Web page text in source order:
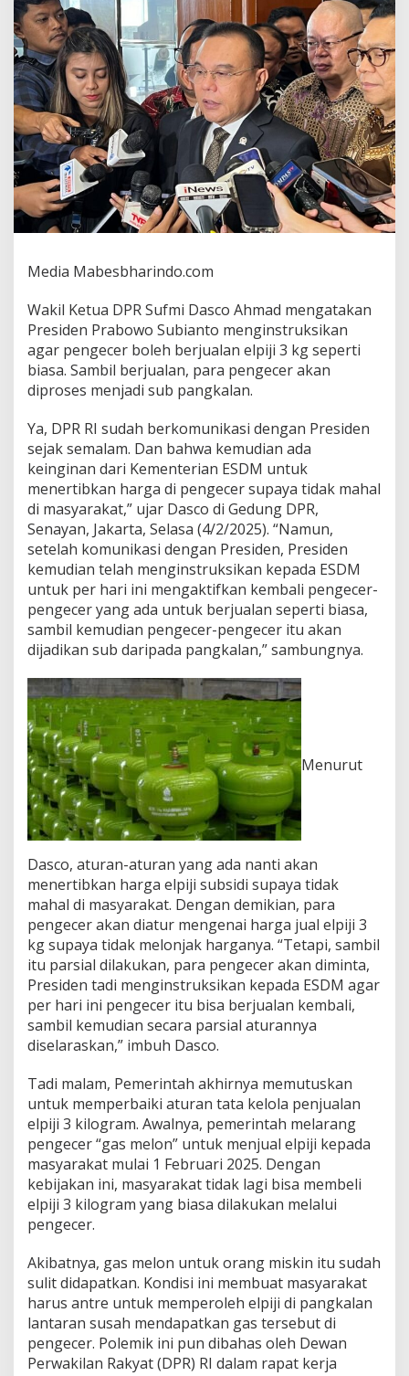
o
h
m
a
d
"
r
s
i
d
e
r
b
o
w
o
b
e
i
i
n
t
r
u
k
s
i
k
e
m
e
n
t
i
a
n
E
S
D
M
g
a
p
e
n
e
c
e
r
b
o
l
e
b
e
r
j
u
a
l
a
n
m
b
a
l
i
g
a
Media Mabesbharindo.com
Wakil Ketua DPR Sufmi Dasco Ahmad mengatakan
Presiden Prabowo Subianto menginstruksikan
agar pengecer boleh berjualan elpiji 3 kg seperti
biasa. Sambil berjualan, para pengecer akan
diproses menjadi sub pangkalan.
Ya, DPR RI sudah berkomunikasi dengan Presiden
sejak semalam. Dan bahwa kemudian ada
keinginan dari Kementerian ESDM untuk
menertibkan harga di pengecer supaya tidak mahal
di masyarakat,” ujar Dasco di Gedung DPR,
Senayan, Jakarta, Selasa (4/2/2025). “Namun,
setelah komunikasi dengan Presiden, Presiden
kemudian telah menginstruksikan kepada ESDM
untuk per hari ini mengaktifkan kembali pengecer-
pengecer yang ada untuk berjualan seperti biasa,
sambil kemudian pengecer-pengecer itu akan
dijadikan sub daripada pangkalan,” sambungnya.
Menurut
Dasco, aturan-aturan yang ada nanti akan
menertibkan harga elpiji subsidi supaya tidak
mahal di masyarakat. Dengan demikian, para
pengecer akan diatur mengenai harga jual elpiji 3
kg supaya tidak melonjak harganya. “Tetapi, sambil
itu parsial dilakukan, para pengecer akan diminta,
Presiden tadi menginstruksikan kepada ESDM agar
per hari ini pengecer itu bisa berjualan kembali,
sambil kemudian secara parsial aturannya
diselaraskan,” imbuh Dasco.
Tadi malam, Pemerintah akhirnya memutuskan
untuk memperbaiki aturan tata kelola penjualan
elpiji 3 kilogram. Awalnya, pemerintah melarang
pengecer “gas melon” untuk menjual elpiji kepada
masyarakat mulai 1 Februari 2025. Dengan
kebijakan ini, masyarakat tidak lagi bisa membeli
elpiji 3 kilogram yang biasa dilakukan melalui
pengecer.
Akibatnya, gas melon untuk orang miskin itu sudah
sulit didapatkan. Kondisi ini membuat masyarakat
harus antre untuk memperoleh elpiji di pangkalan
lantaran susah mendapatkan gas tersebut di
pengecer. Polemik ini pun dibahas oleh Dewan
Perwakilan Rakyat (DPR) RI dalam rapat kerja